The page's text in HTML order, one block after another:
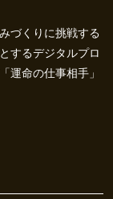
づくりに挑戦する
するデジタルプロ
運命の仕事相手」